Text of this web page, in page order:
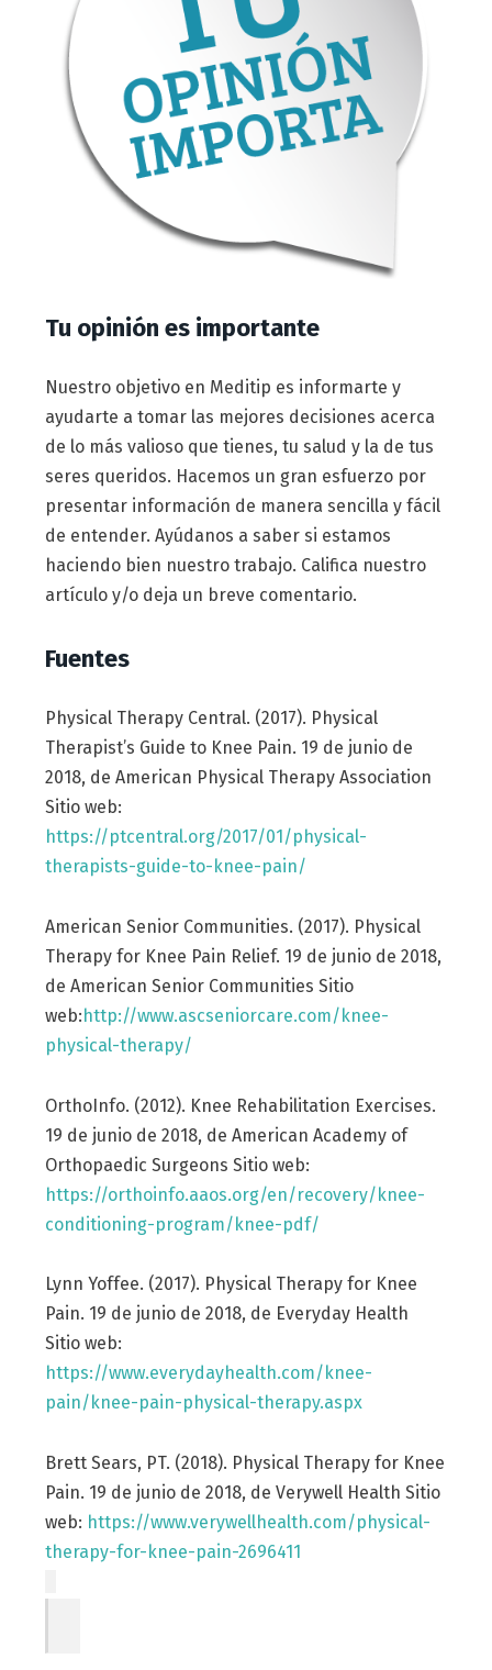
Tu opinión es importante
Nuestro objetivo en Meditip es informarte y
ayudarte a tomar las mejores decisiones acerca
de lo más valioso que tienes, tu salud y la de tus
seres queridos. Hacemos un gran esfuerzo por
presentar información de manera sencilla y fácil
de entender. Ayúdanos a saber si estamos
haciendo bien nuestro trabajo. Califica nuestro
artículo y/o deja un breve comentario.
Fuentes
Physical Therapy Central. (2017). Physical
Therapist’s Guide to Knee Pain. 19 de junio de
2018, de American Physical Therapy Association
Sitio web:
https://ptcentral.org/2017/01/physical-
therapists-guide-to-knee-pain/
American Senior Communities. (2017). Physical
Therapy for Knee Pain Relief. 19 de junio de 2018,
de American Senior Communities Sitio
web:http://www.ascseniorcare.com/knee-
physical-therapy/
OrthoInfo. (2012). Knee Rehabilitation Exercises.
19 de junio de 2018, de American Academy of
Orthopaedic Surgeons Sitio web:
https://orthoinfo.aaos.org/en/recovery/knee-
conditioning-program/knee-pdf/
Lynn Yoffee. (2017). Physical Therapy for Knee
Pain. 19 de junio de 2018, de Everyday Health
Sitio web:
https://www.everydayhealth.com/knee-
pain/knee-pain-physical-therapy.aspx
Brett Sears, PT. (2018). Physical Therapy for Knee
Pain. 19 de junio de 2018, de Verywell Health Sitio
web: https://www.verywellhealth.com/physical-
therapy-for-knee-pain-2696411